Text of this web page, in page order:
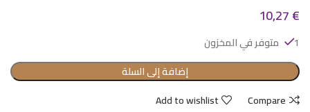
10,27€
1 متوفر في المخزون
إضافة إلى السلة
Compare
Add to wishlist